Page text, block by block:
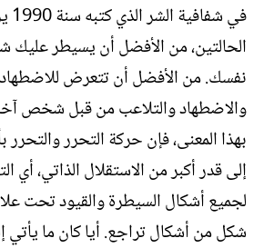
الحالتين، من الأفضل أن يسيطر
نفسك. من الأفضل أن تتعرض للاضطهاد
والاضطهاد والتلاعب من قبل شخص
بهذا المعنى، فإن حركة التحرر والتحرر
إلى قدر أكبر من الاستقلال الذاتي، أي
لجميع أشكال السيطرة والقيود تحت
شكل من أشكال تراجع. أيا كان ما يأتي